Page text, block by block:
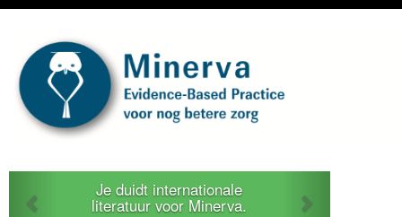
Je duidt internationale
literatuur voor Minerva.
Previous